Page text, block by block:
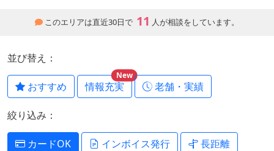
このエリアは直近30日で 11 人が相談をしています。
並び替え：
おすすめ 情報充実
New
老舗・実績
絞り込み：
カードOK インボイス発行
長距離